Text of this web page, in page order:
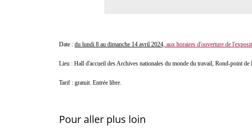
Date : du lundi 8 au dimanche 14 avril 2024, aux horaires d'ouverture de
Lieu : Hall d'accueil des Archives nationales du monde du travail, Rond-point de
Tarif : gratuit. Entrée libre.
Pour aller plus loin